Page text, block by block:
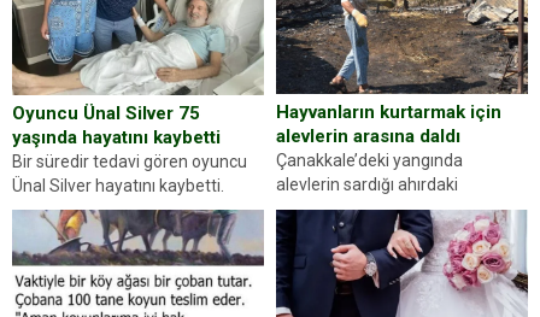
sorup belgelerini istedi. Sürücü
Abdurrahman Ö.nün verdiği
evraklarda eksik olduğunu...
Oyuncu Ünal Silver 75
yaşında hayatını kaybetti
Bir süredir tedavi gören oyuncu
Ünal Silver hayatını kaybetti.
Haberi, oyuncunun menajerlik
ajansı duyurdu. Renda Güner,
sosyal medya hesabında “Usta
Oyuncumuz ve çok değerli
dostumuz...
Hayvanların kurtarmak için
alevlerin arasına daldı
Çanakkale’deki yangında
alevlerin sardığı ahırdaki
hayvanlarını kurtarmak isteyen
Zeki Demir (66) ölümden döndü.
Yüzünde ve ellerinde yanıklar
oluşan Demir, kâbus dolu anları
anlattı… Merkeze bağlı...